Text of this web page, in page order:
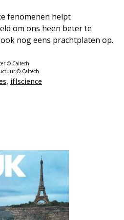
fenomenen helpt
om ons heen beter te
nog eens prachtplaten op.
© Caltech
© Caltech
, iflscience